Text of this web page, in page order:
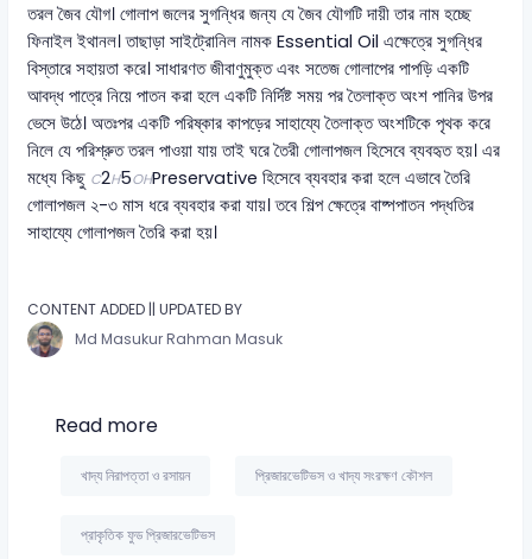
তরল জৈব যৌগ। গোলাপ জলের সুগন্ধির জন্য যে জৈব যৌগটি দায়ী তার নাম হচ্ছে
ফিনাইল ইথানল। তাছাড়া সাইট্রোনিল নামক Essential Oil এক্ষেত্রে সুগন্ধির
বিস্তারে সহায়তা করে। সাধারণত জীবাণুমুক্ত এবং সতেজ গোলাপের পাপড়ি একটি
আবদ্ধ পাত্রে নিয়ে পাতন করা হলে একটি নির্দিষ্ট সময় পর তৈলাক্ত অংশ পানির উপর
ভেসে উঠে। অতঃপর একটি পরিষ্কার কাপড়ের সাহায্যে তৈলাক্ত অংশটিকে পৃথক করে
নিলে যে পরিশ্রুত তরল পাওয়া যায় তাই ঘরে তৈরী গোলাপজল হিসেবে ব্যবহৃত হয়। এর
মধ্যে কিছু C2​H5​OHPreservative হিসেবে ব্যবহার করা হলে এভাবে তৈরি
গোলাপজল ২-৩ মাস ধরে ব্যবহার করা যায়। তবে শিল্প ক্ষেত্রে বাষ্পপাতন পদ্ধতির
সাহায্যে গোলাপজল তৈরি করা হয়।
CONTENT ADDED || UPDATED BY
Md Masukur Rahman Masuk
Read more
খাদ্য নিরাপত্তা ও রসায়ন প্রিজারভেটিভস ও খাদ্য সংরক্ষণ কৌশল
প্রাকৃতিক ফুড প্রিজারভেটিভস